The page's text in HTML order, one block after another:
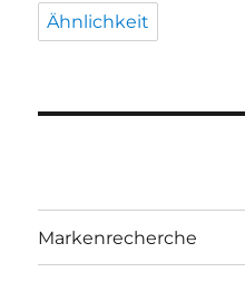
Ähnlichkeit
Markenrecherche